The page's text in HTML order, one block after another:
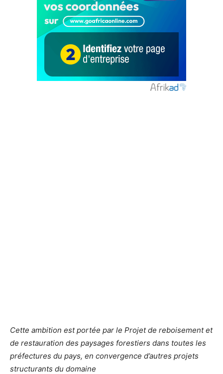
Cette ambition est portée par le Projet de reboisement et
de restauration des paysages forestiers dans toutes les
préfectures du pays, en convergence d’autres projets
structurants du domaine